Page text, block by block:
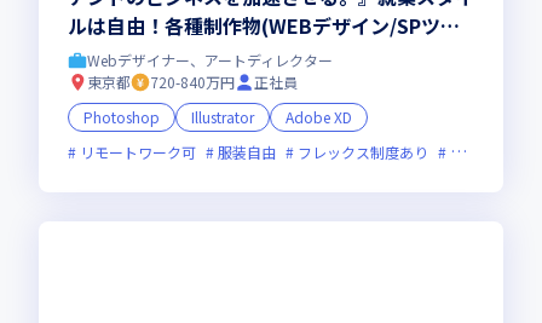
ルは自由！各種制作物(WEBデザイン/SPツー
ル/広告バナー/パッケージ等)
Webデザイナー、アートディレクター
東京都
720-840万円
正社員
Photoshop
Illustrator
Adobe XD
リモートワーク可
服装自由 フレックス制度あり 新規立ち上げ